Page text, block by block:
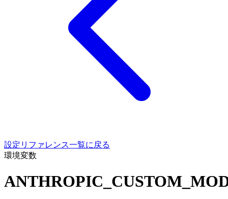
設定リファレンス一覧に戻る
環境変数